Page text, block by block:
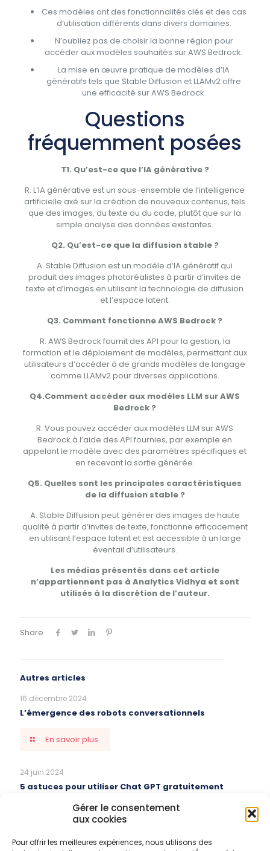
Gérer le consentement
aux cookies
Pour offrir les meilleures expériences, nous utilisons des
Ces modèles ont des fonctionnalités clés et des cas
d’utilisation différents dans divers domaines.
N’oubliez pas de choisir la bonne région pour
accéder aux modèles souhaités sur AWS Bedrock.
La mise en œuvre pratique de modèles d’IA
génératifs tels que Stable Diffusion et LLAMv2 offre
une efficacité sur AWS Bedrock.
Questions
fréquemment posées
T1. Qu’est-ce que l’IA générative ?
R. L’IA générative est un sous-ensemble de l’intelligence
artificielle axé sur la création de nouveaux contenus, tels
que des images, du texte ou du code, plutôt que sur la
simple analyse des données existantes.
Q2. Qu’est-ce que la diffusion stable ?
A. Stable Diffusion est un modèle d’IA génératif qui
produit des images photoréalistes à partir d’invites de
texte et d’images en utilisant la technologie de diffusion
et l’espace latent.
Q3. Comment fonctionne AWS Bedrock ?
R. AWS Bedrock fournit des API pour la gestion, la
formation et le déploiement de modèles, permettant aux
utilisateurs d’accéder à de grands modèles de langage
comme LLAMv2 pour diverses applications.
Q4.Comment accéder aux modèles LLM sur AWS
Bedrock ?
R. Vous pouvez accéder aux modèles LLM sur AWS
Bedrock à l’aide des API fournies, par exemple en
appelant le modèle avec des paramètres spécifiques et
en recevant la sortie générée.
Q5. Quelles sont les principales caractéristiques
de la diffusion stable ?
A. Stable Diffusion peut générer des images de haute
qualité à partir d’invites de texte, fonctionne efficacement
en utilisant l’espace latent et est accessible à un large
éventail d’utilisateurs.
Les médias présentés dans cet article
n’appartiennent pas à Analytics Vidhya et sont
utilisés à la discrétion de l’auteur.
Share
Autres articles
16 décembre 2024
L’émergence des robots conversationnels
En savoir plus
24 juin 2024
5 astuces pour utiliser Chat GPT gratuitement
En savoir plus
27 mai 2024